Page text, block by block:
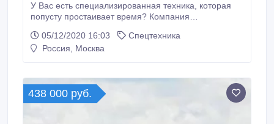
У Вас есть специализированная техника, которая
попусту простаивает время? Компания
спецтехники б/у по всей России с 2015 года. Наши
оценщики или представители в день обращения
коммунальной, дорожной, строительной, с/х и
прочей техники и предложат выгодные условия.
05/12/2020 16:03
Спецтехника
Россия, Москва
438 000 руб.